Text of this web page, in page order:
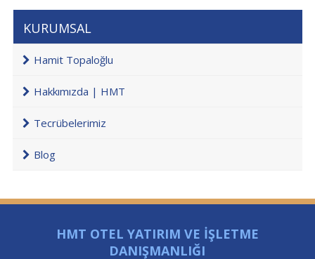
KURUMSAL
Hamit Topaloğlu
Hakkımızda | HMT
Tecrübelerimiz
Blog
HMT OTEL YATIRIM VE İŞLETME
DANIŞMANLIĞI